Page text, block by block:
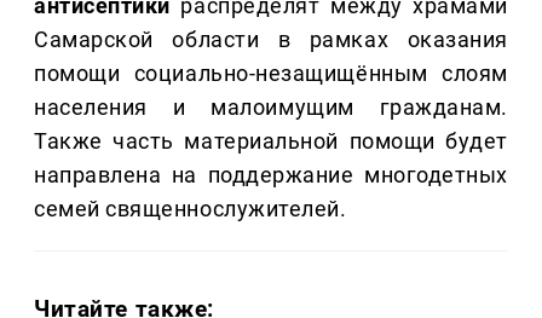
антисептики распределят между храмами
Самарской области в рамках оказания
помощи социально-незащищённым слоям
населения и малоимущим гражданам.
Также часть материальной помощи будет
направлена на поддержание многодетных
семей священнослужителей.
Читайте также: